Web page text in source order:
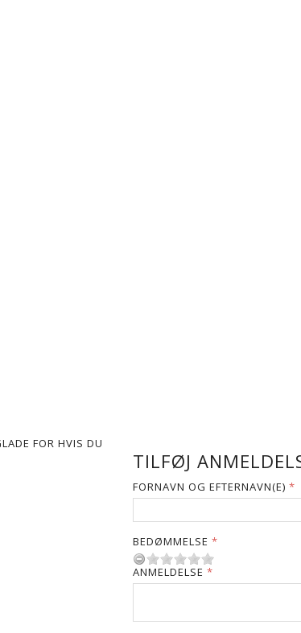
FOR HVIS DU
TILFØJ
FORNAVN OG EFTERNAVN(E)
BEDØMMELSE
ANMELDELSE